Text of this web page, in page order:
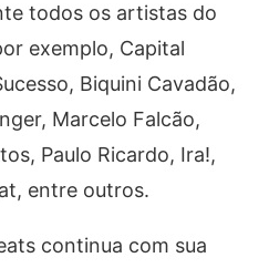
todos os artistas do
exemplo, Capital
Biquini Cavadão,
Marcelo Falcão,
Paulo Ricardo, Ira!,
entre outros.
continua com sua